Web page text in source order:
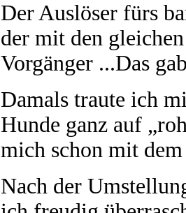
Der Auslöser fürs
der mit den
Vorgänger ...Das
Damals traute ich
Hunde ganz auf
mich schon mit
Nach der